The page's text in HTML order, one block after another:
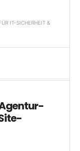
IT-SICHERHEIT &